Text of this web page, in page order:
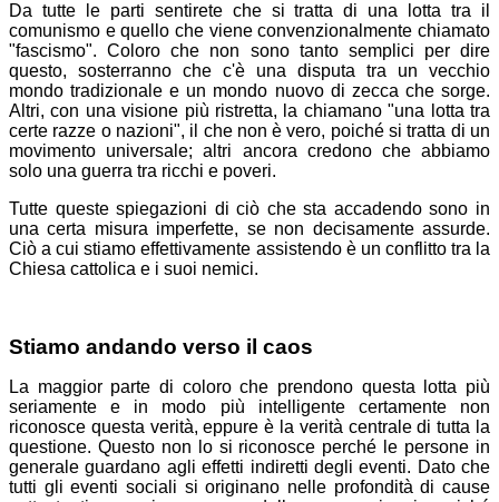
Da tutte le parti sentirete che si tratta di una lotta tra il
comunismo e quello che viene convenzionalmente chiamato
"fascismo". Coloro che non sono tanto semplici per dire
questo, sosterranno che c'è una disputa tra un vecchio
mondo tradizionale e un mondo nuovo di zecca che sorge.
Altri, con una visione più ristretta, la chiamano "una lotta tra
certe razze o nazioni", il che non è vero, poiché si tratta di un
movimento universale; altri ancora credono che abbiamo
solo una guerra tra ricchi e poveri.
Tutte queste spiegazioni di ciò che sta accadendo sono in
una certa misura imperfette, se non decisamente assurde.
Ciò a cui stiamo effettivamente assistendo è un conflitto tra la
Chiesa cattolica e i suoi nemici.
Stiamo andando verso il caos
La maggior parte di coloro che prendono questa lotta più
seriamente e in modo più intelligente certamente non
riconosce questa verità, eppure è la verità centrale di tutta la
questione. Questo non lo si riconosce perché le persone in
generale guardano agli effetti indiretti degli eventi. Dato che
tutti gli eventi sociali si originano nelle profondità di cause